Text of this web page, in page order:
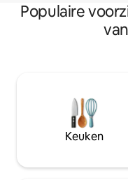
Populaire
Keuken